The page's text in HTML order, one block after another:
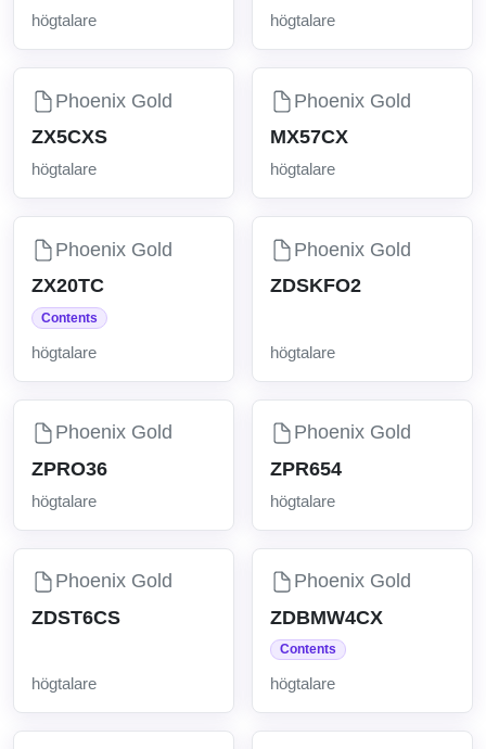
högtalare högtalare
Phoenix Gold
ZX5CXS
högtalare
Phoenix Gold
MX57CX
högtalare
Phoenix Gold
ZX20TC
Contents
högtalare
Phoenix Gold
ZDSKFO2
högtalare
Phoenix Gold
ZPRO36
högtalare
Phoenix Gold
ZPR654
högtalare
Phoenix Gold
ZDST6CS
högtalare
Phoenix Gold
ZDBMW4CX
Contents
högtalare